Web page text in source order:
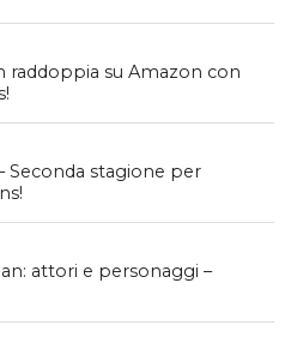
raddoppia su Amazon con
Seconda stagione per
attori e personaggi –